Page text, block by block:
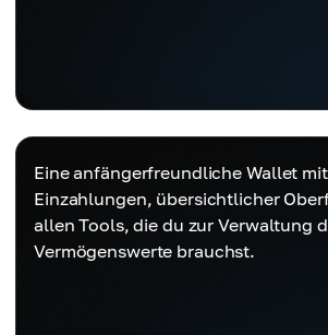
Eine anfängerfreundliche Wallet
Einzahlungen, übersichtlicher
allen Tools, die du zur Verwaltung
Vermögenswerte brauchst.